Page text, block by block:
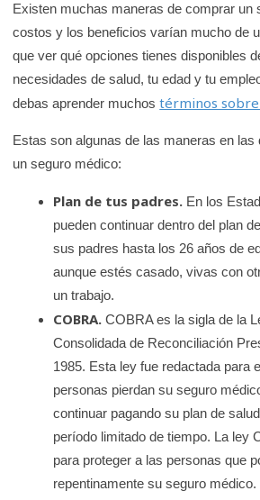
Existen muchas maneras de comprar un
costos y los beneficios varían mucho de
que ver qué opciones tienes disponibles
necesidades de salud, tu edad y tu
debas aprender muchostérminos
Estas son algunas de las maneras en las
un seguro médico:
Plan de tus padres. En los
pueden continuar dentro del plan
sus padres hasta los 26 años de
aunque estés casado, vivas con
un trabajo.
COBRA. COBRA es la sigla de la
Consolidada de Reconciliación
1985. Esta ley fue redactada para
personas pierdan su seguro
continuar pagando su plan de
período limitado de tiempo. La ley
para proteger a las personas que
repentinamente su seguro médico.